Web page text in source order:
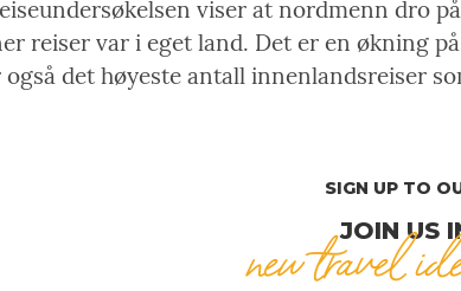
viser at nordmenn dro
reiser var i eget land. Det er en økning
også det høyeste antall innenlandsreiser
SIGN UP TO
JOIN US
new travel